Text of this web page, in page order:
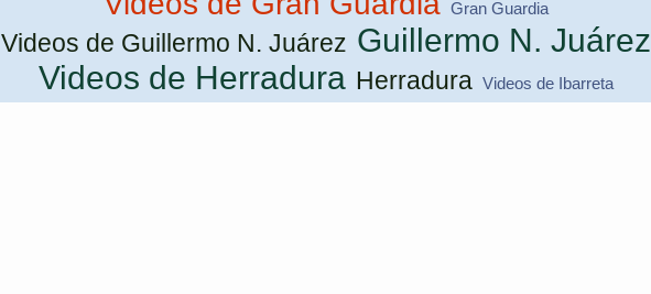
Gran Guardia
Videos de Guillermo N. Juárez Guillermo N. Juárez
Videos de Herradura Herradura Videos de Ibarreta